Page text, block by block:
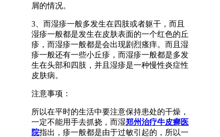
屑的情况。
3、而湿疹一般多发生在四肢或者躯干，而且
湿疹一般都是发生在皮肤表面的一个红色的丘
疹，而湿疹一般都是会出现剧烈瘙痒。而且湿
疹一般还有一些小丘疹，而湿疹一般都是多发
生在头部和四肢，并且湿疹是一种慢性炎症性
皮肤病。
注意事项：
所以在平时的生活中要注意保持患处的干燥，
一定不能用手去抓挠，而湿郑州治疗牛皮癣医
院指出，疹一般都是由于过敏引起的，所以一